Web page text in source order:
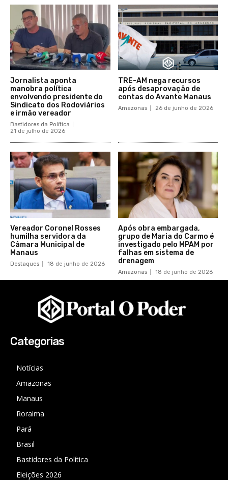
Jornalista aponta
manobra política
envolvendo presidente do
Sindicato dos Rodoviários
e irmão vereador
Bastidores da Política
21 de julho de 2026
TRE-AM nega recursos
após desaprovação de
contas do Avante Manaus
Amazonas 26 de junho de 2026
Vereador Coronel Rosses
humilha servidora da
Câmara Municipal de
Manaus
Destaques 18 de junho de 2026
Após obra embargada,
grupo de Maria do Carmo é
investigado pelo MPAM por
falhas em sistema de
drenagem
Amazonas 18 de junho de 2026
Categorias
Notícias
Amazonas
Manaus
Roraima
Pará
Brasil
Bastidores da Política
Eleições 2026